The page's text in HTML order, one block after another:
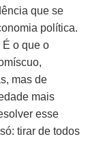
que se
política.
É o que o
mas de
mais
esse
tirar de todos